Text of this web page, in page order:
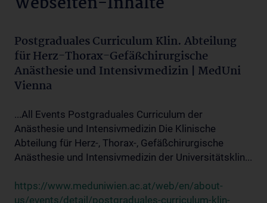
Postgraduales Curriculum Klin. Abteilung
für Herz-Thorax-Gefäßchirurgische
Anästhesie und Intensivmedizin | MedUni
Vienna
...All Events Postgraduales Curriculum der
Anästhesie und Intensivmedizin Die Klinische
Abteilung für Herz-, Thorax-, Gefäßchirurgische
Anästhesie und Intensivmedizin der Universitätsklin...
https://www.meduniwien.ac.at/web/en/about-
us/events/detail/postgraduales-curriculum-klin-